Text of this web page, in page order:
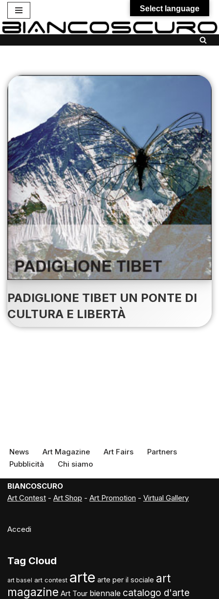
Vai
PADIGLIONE TIBET UN PONTE DI
CULTURA E LIBERTÀ
News Art Magazine Art Fairs
Partners
Pubblicità
Chi siamo
BIANCOSCURO
Art Contest - Art Shop - Art Promotion - Virtual Gallery
Accedi
Tag Cloud
art basel art contest arte arte per il sociale art
magazine Art Tour biennale catalogo d'arte
Select language